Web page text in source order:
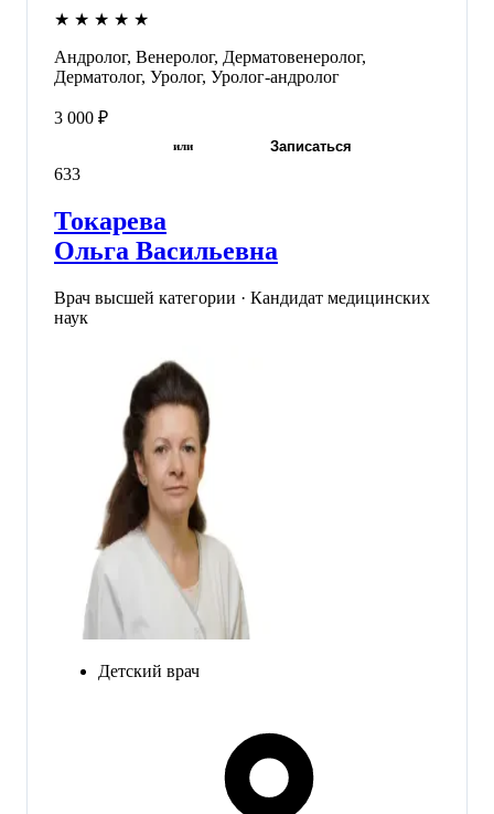
★ ★ ★ ★ ★
Андролог, Венеролог, Дерматовенеролог,
Дерматолог, Уролог, Уролог-андролог
3 000 ₽
или Записаться
633
Токарева
Ольга Васильевна
Врач высшей категории · Кандидат медицинских
наук
Детский врач